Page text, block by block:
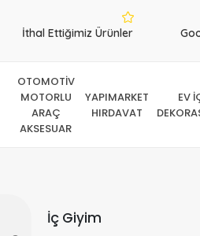
İthal Ettiğimiz Ürünler
OTOMOTİV
MOTORLU
ARAÇ
AKSESUAR
YAPIMARKET
HIRDAVAT
EV
İç Giyim